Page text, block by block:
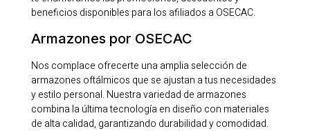
beneficios disponibles para los afiliados a OSECAC.
Armazones por OSECAC
Nos complace ofrecerte una amplia selección de
armazones oftálmicos que se ajustan a tus necesidades
y estilo personal. Nuestra variedad de armazones
combina la última tecnología en diseño con materiales
de alta calidad, garantizando durabilidad y comodidad.